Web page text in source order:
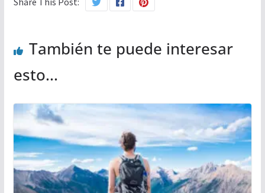
También te puede interesar
esto...